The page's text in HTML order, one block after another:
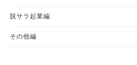
脱サラ起業編
その他編